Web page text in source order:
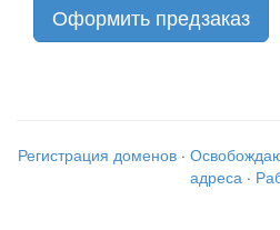
Оформить предзаказ
Регистрация доменов ·
адреса ·